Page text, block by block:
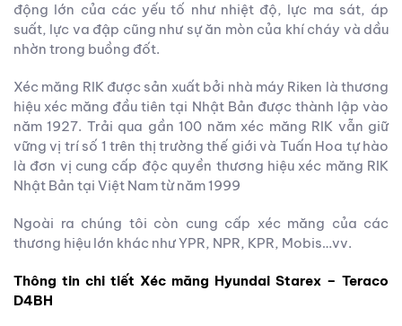
động lớn của các yếu tố như nhiệt độ, lực ma sát, áp
suất, lực va đập cũng như sự ăn mòn của khí cháy và dầu
nhờn trong buồng đốt.
Xéc măng RIK được sản xuất bởi nhà máy Riken là thương
hiệu xéc măng đầu tiên tại Nhật Bản được thành lập vào
năm 1927. Trải qua gần 100 năm xéc măng RIK vẫn giữ
vững vị trí số 1 trên thị trường thế giới và Tuấn Hoa tự hào
là đơn vị cung cấp độc quyền thương hiệu xéc măng RIK
Nhật Bản tại Việt Nam từ năm 1999
Ngoài ra chúng tôi còn cung cấp xéc măng của các
thương hiệu lớn khác như YPR, NPR, KPR, Mobis…vv.
Thông tin chi tiết Xéc măng Hyundai Starex – Teraco
D4BH